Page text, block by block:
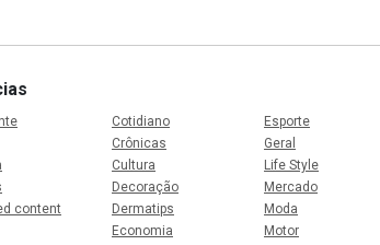
content
Cotidiano
Crônicas
Cultura
Decoração
Dermatips
Economia
Esporte
Geral
Life Style
Mercado
Moda
Motor